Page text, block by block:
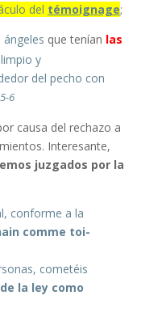
del témoignage;
que tenían las
y
del pecho con
6
causa del rechazo a
Interesante,
juzgados por la
conforme a la
comme toi-
cometéis
de la ley como